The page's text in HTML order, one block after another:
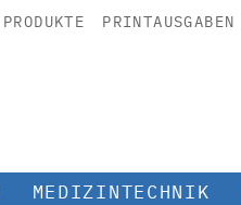
PRODUKTE PRINTAUSGABEN
MEDIZINTECHNIK